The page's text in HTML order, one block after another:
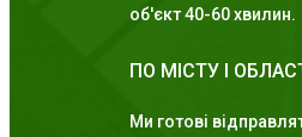
об'єкт 40-60 хвилин.
ПО МІСТУ І
Ми готові